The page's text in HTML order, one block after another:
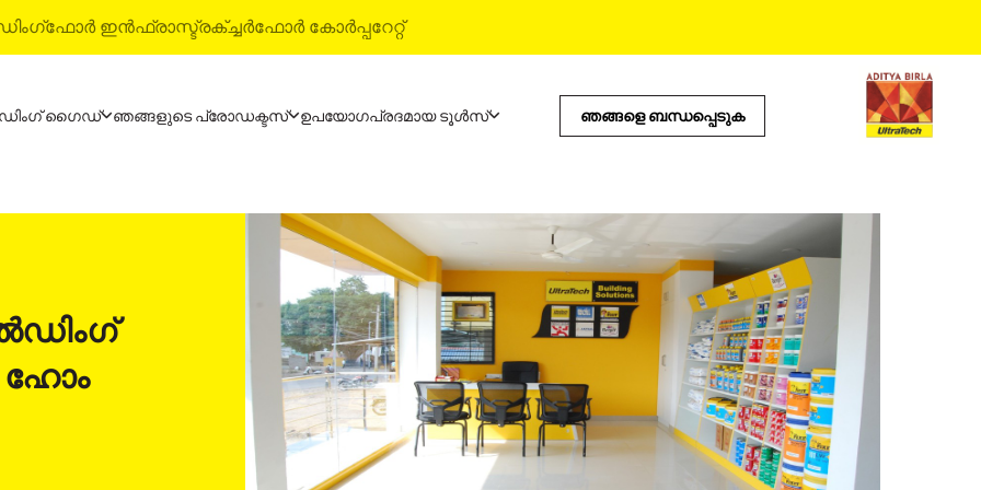
ഫോർ ഇൻഫ്രാസ്ട്രക്ച്ചർഫോർ കോർപ്പറേറ്റ്
ഗൈഡ് ഞങ്ങളുടെ പ്രോഡക്ടസ് ഉപയോഗപ്രദമായ ടൂൾസ്
ടെക് ബിൽഡിംഗ് സൊല്യൂഷൻസ്
വാട്ടർപ്രൂഫിംഗ് സിസ്‌റ്റം
സ്റ്റൈൽ എപ്പോക്‌സി ഗ്രൗട്
ടൈൽ & മാർബിൾ ഫിറ്റിംഗ് സിസ്‌റ്റം
കോസ്റ്റ് കാൽക്കുലേറ്റർ
സ്റ്റോർ ലൊക്കേറ്റർ
പ്രോഡക്ട് പ്രെഡിക്റ്റർ
ഇ.എം.ഐ കാൽക്കുലേറ്റർ
ടൈൽ കാൽക്കുലേറ്റർ
ഞങ്ങളെ ബന്ധപ്പെടുക